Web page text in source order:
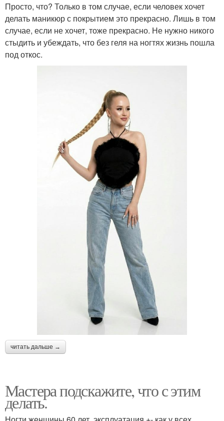
Просто, что? Только в том случае, если человек хочет
делать маникюр с покрытием это прекрасно. Лишь в том
случае, если не хочет, тоже прекрасно. Не нужно никого
стыдить и убеждать, что без геля на ногтях жизнь пошла
под откос.
читать дальше →
Мастера подскажите, что с этим
делать.